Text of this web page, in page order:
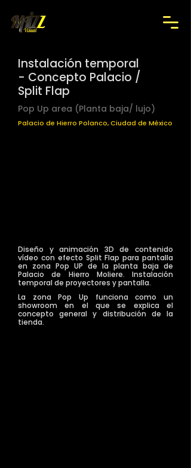
Instalación temporal
- Concepto Palacio /
Split Flap
Pop Up area (Planta baja/ lujo)
Palacio de Hierro Polanco, Ciudad de México
Diseño y animación 3D de contenido
vídeo con efecto Split Flap para pantalla
en zona Pop UP de la planta baja de
Palacio de Hierro Moliere. Instalación
temporal de proyectores y pantalla.
La zona Pop Up funciona como un
showroom en el que se explica el
concepto general y distribución de la
tienda.